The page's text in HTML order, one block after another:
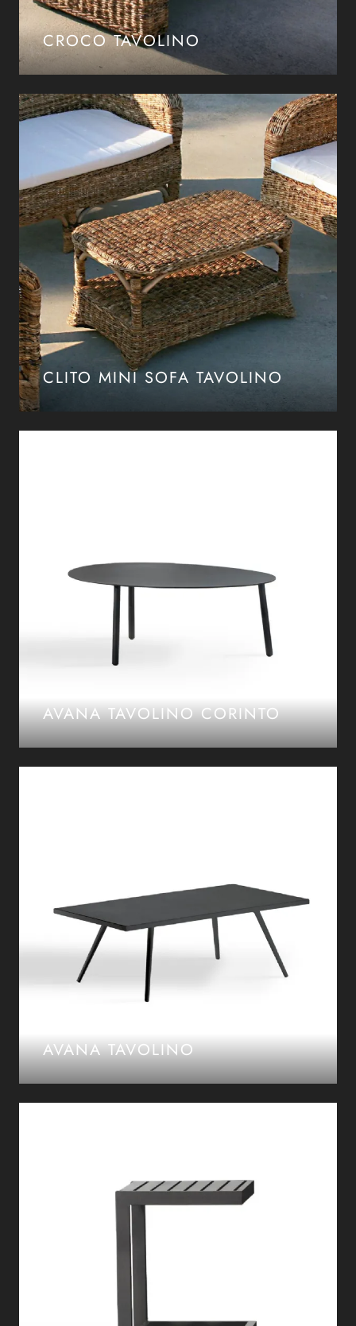
CROCO TAVOLINO
CLITO MINI SOFA TAVOLINO
AVANA TAVOLINO CORINTO
AVANA TAVOLINO